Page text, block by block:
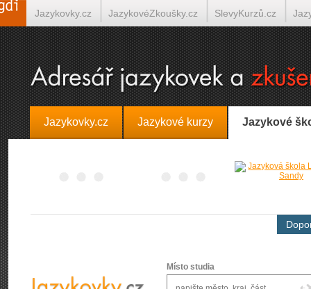
Jazykovky.cz Jazykové kurzy Jazykové
Místo studia
Jazykovky.cz JazykovéZkoušky.cz SlevyKurzů.cz
Španělština on-line Italština on-line Tlumočení-